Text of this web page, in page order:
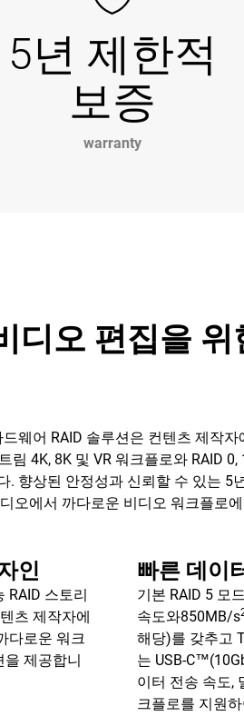
5년 제한적
보증
warranty
오 편집을 위
어 RAID 솔루션은 컨텐츠 제작자
4K, 8K 및 VR 워크플로와 RAID
. 향상된 안정성과 신뢰할 수 있는
오에서 까다로운 비디오 워크플로
인
RAID 스토리
츠 제작자에
다로운 워크
제공합니
빠른 데이
기본 RAID 5 모
속도와850MB/s
해당)를 갖추고
는 USB-
이터 전송 속도,
크플로를 지원